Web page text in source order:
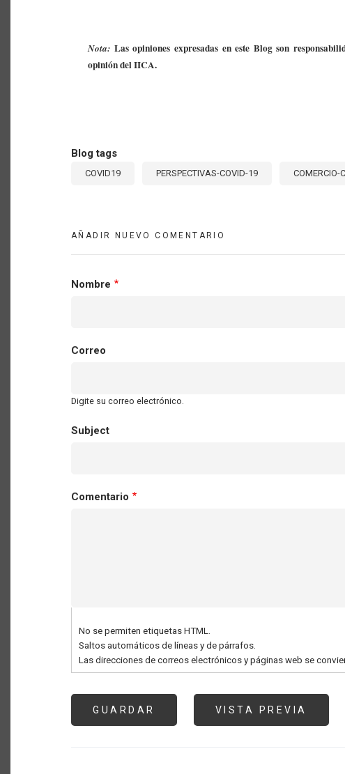
Nota: Las opiniones expresadas en este Blog son
opinión del IICA.
Blog tags
COVID19 PERSPECTIVAS-COVID-19 COMERCIO-
AÑADIR NUEVO COMENTARIO
Nombre
Correo
Digite su correo electrónico.
Subject
Comentario
No se permiten etiquetas HTML.
Saltos automáticos de líneas y de párrafos.
Las direcciones de correos electrónicos y páginas web se